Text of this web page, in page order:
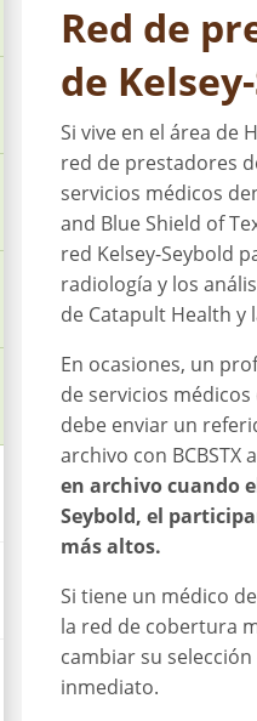
Red de
de
Si vive en el área de
red de prestadores
servicios médicos
and Blue Shield of
red Kelsey-Seybold
radiología y los
de Catapult Health y
En ocasiones, un
de servicios
debe enviar un
archivo con
en archivo cuando
Seybold, el
más altos.
Si tiene un médico
la red de cobertura
cambiar su
inmediato.